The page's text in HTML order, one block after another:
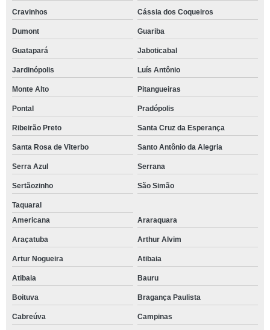
Cravinhos Cássia dos Coqueiros
Dumont Guariba
Guatapará Jaboticabal
Jardinópolis Luís Antônio
Monte Alto Pitangueiras
Pontal Pradópolis
Ribeirão Preto Santa Cruz da Esperança
Santa Rosa de Viterbo Santo Antônio da Alegria
Serra Azul Serrana
Sertãozinho São Simão
Taquaral
Americana
Araraquara
Araçatuba Arthur Alvim
Artur Nogueira Atibaia
Atibaia Bauru
Boituva Bragança Paulista
Cabreúva Campinas